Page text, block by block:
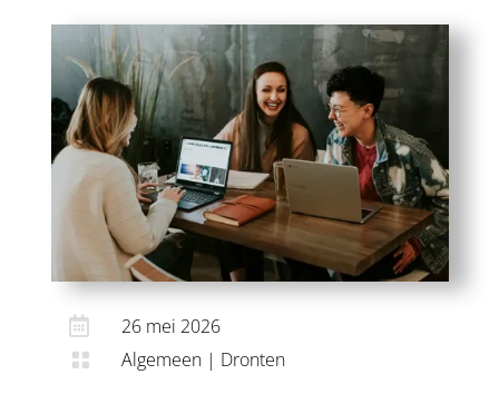
 26 mei 2026
 Algemeen | Dronten